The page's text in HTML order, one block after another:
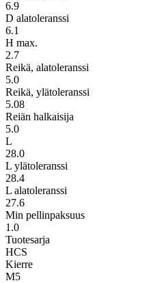
6.9
D alatoleranssi
6.1
H max.
2.7
Reikä, alatoleranssi
5.0
Reikä, ylätoleranssi
5.08
Reiän halkaisija
5.0
L
28.0
L ylätoleranssi
28.4
L alatoleranssi
27.6
Min pellinpaksuus
1.0
Tuotesarja
HCS
Kierre
M5